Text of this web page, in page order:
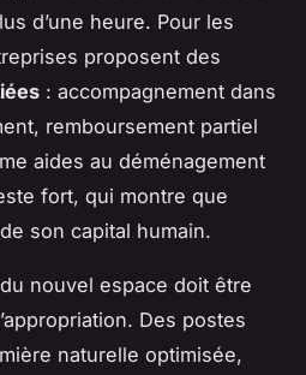
d’une heure. Pour les
proposent des
: accompagnement dans
remboursement partiel
aides au déménagement
fort, qui montre que
son capital humain.
nouvel espace doit être
Des postes
naturelle optimisée,